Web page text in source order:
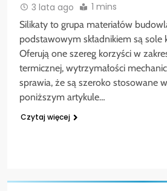
3 lata ago 1 mins
Silikaty to grupa materiałów
podstawowym składnikiem są sole
Oferują one szereg korzyści w
termicznej, wytrzymałości
sprawia, że są szeroko stosowane
poniższym artykule…
Czytaj więcej